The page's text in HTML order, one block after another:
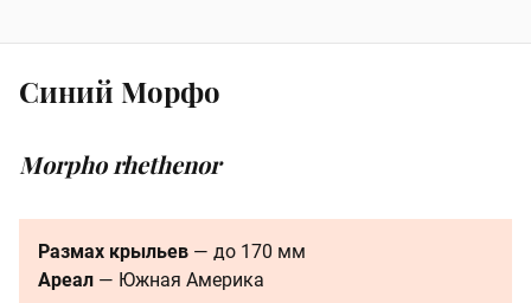
Синий Морфо
Morpho rhethenor
Размах крыльев — до 170 мм
Ареал — Южная Америка